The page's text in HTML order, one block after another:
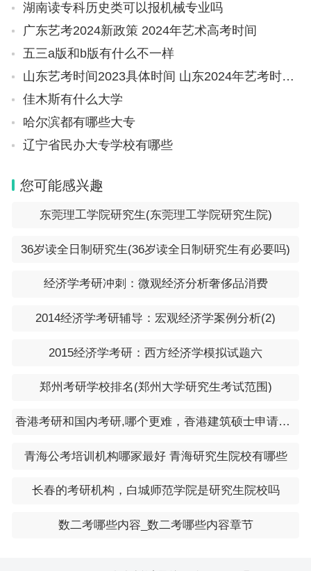
湖南读专科历史类可以报机械专业吗
广东艺考2024新政策 2024年艺术高考时间
五三a版和b版有什么不一样
山东艺考时间2023具体时间 山东2024年艺考时间表
佳木斯有什么大学
哈尔滨都有哪些大专
辽宁省民办大专学校有哪些
您可能感兴趣
东莞理工学院研究生(东莞理工学院研究生院)
36岁读全日制研究生(36岁读全日制研究生有必要吗)
经济学考研冲刺：微观经济分析奢侈品消费
2014经济学考研辅导：宏观经济学案例分析(2)
2015经济学考研：西方经济学模拟试题六
郑州考研学校排名(郑州大学研究生考试范围)
香港考研和国内考研,哪个更难，香港建筑硕士申请通过率
青海公考培训机构哪家最好 青海研究生院校有哪些
长春的考研机构，白城师范学院是研究生院校吗
数二考哪些内容_数二考哪些内容章节